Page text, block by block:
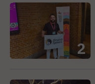
2